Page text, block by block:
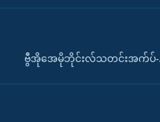
ဗွီအိုအေမိုဘိုင်းလ်သတင်းအက်ပ်-